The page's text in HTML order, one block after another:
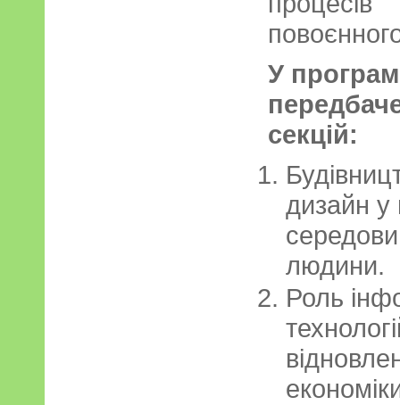
У
секцій:
дизайн у
людини.
Роль